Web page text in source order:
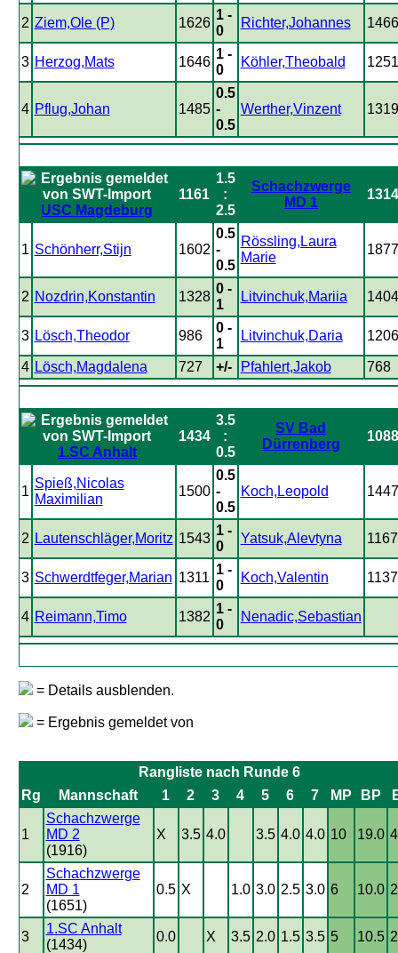
2 Ziem,Ole (P) 1626
1 -
0
Richter,Johannes 1466
3 Herzog,Mats 1646
1 -
0
Köhler,Theobald 1251
4 Pflug,Johan 1485
0.5
-
0.5
Werther,Vinzent 1319
USC Magdeburg
1161
1.5
:
2.5
Schachzwerge
MD 1
1314
1 Schönherr,Stijn 1602
0.5
-
0.5
Rössling,Laura
Marie
1877
2 Nozdrin,Konstantin 1328
0 -
1
Litvinchuk,Mariia 1404
3 Lösch,Theodor 986
0 -
1
Litvinchuk,Daria 1206
4 Lösch,Magdalena 727 +/- Pfahlert,Jakob 768
1.SC Anhalt
1434
3.5
:
0.5
SV Bad
Dürrenberg
1088
1
Spieß,Nicolas
Maximilian
1500
0.5
-
0.5
Koch,Leopold 1447
2 Lautenschläger,Moritz 1543
1 -
0
Yatsuk,Alevtyna 1167
3 Schwerdtfeger,Marian 1311
1 -
0
Koch,Valentin 1137
4 Reimann,Timo 1382
1 -
0
Nenadic,Sebastian
= Details ausblenden.
= Ergebnis gemeldet von
Rangliste nach Runde 6
Rg
Mannschaft 1 2 3 4 5 6 7 MP BP
1
Schachzwerge
MD 2
(1916)
X 3.5 4.0 3.5 4.0 4.0 10 19.0
2
Schachzwerge
MD 1
(1651)
0.5 X 1.0 3.0 2.5 3.0 6 10.0
3
1.SC Anhalt
(1434)
0.0 X 3.5 2.0 1.5 3.5 5 10.5